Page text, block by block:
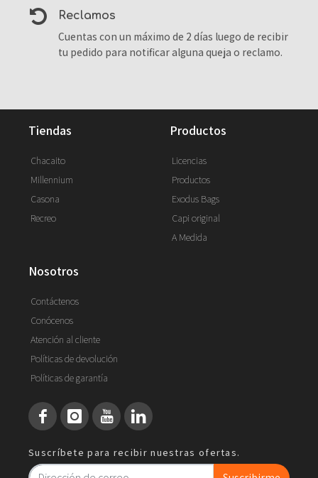
reclamos
Cuentas con un máximo de 2 días luego de recibir
tu pedido para notificar alguna queja o reclamo.
tiendas
Chacaito
Millennium
Casona
Recreo
productos
Licencias
Productos
Exodus Bags
Capi original
A Medida
nosotros
Contáctenos
Conócenos
Atención al cliente
Políticas de devolución
Políticas de garantía
Suscríbete para recibir nuestras ofertas.